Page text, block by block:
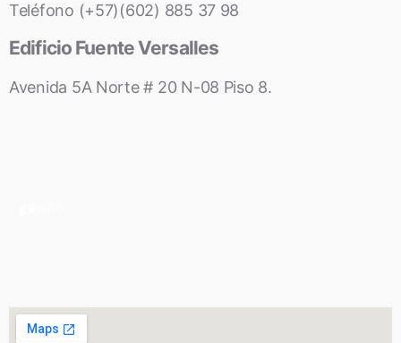
Teléfono (+57)(602) 885 37 98
Edificio Fuente Versalles
Avenida 5A Norte # 20 N-08 Piso 8.